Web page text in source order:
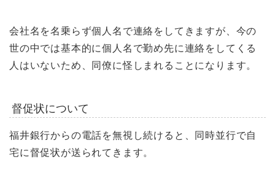
会社名を名乗らず個人名で連絡をしてきますが、今の
世の中では基本的に個人名で勤め先に連絡をしてくる
人はいないため、同僚に怪しまれることになります。
督促状について
福井銀行からの電話を無視し続けると、同時並行で自
宅に督促状が送られてきます。